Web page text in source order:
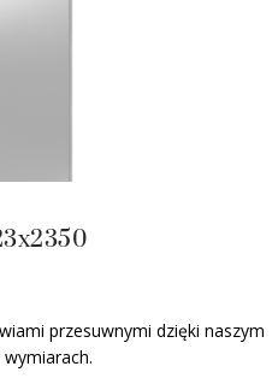
przesuwnymi dzięki naszym